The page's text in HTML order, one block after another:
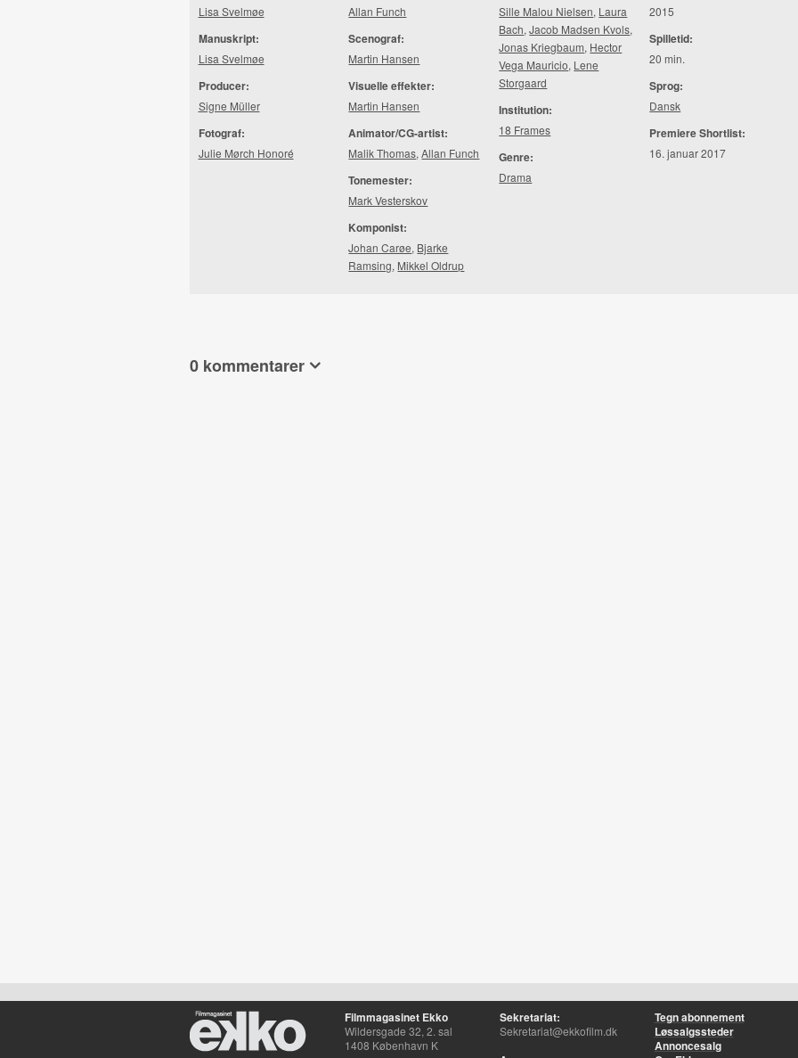
Lisa Svelmøe
Manuskript:
Lisa Svelmøe
Producer:
Signe Müller
Fotograf:
Julie Mørch Honoré
Allan Funch
Scenograf:
Martin Hansen
Visuelle effekter:
Martin Hansen
Animator/CG-artist:
Malik Thomas,Allan Funch
Tonemester:
Mark Vesterskov
Komponist:
Johan Carøe, Bjarke
Ramsing, Mikkel Oldrup
Sille Malou Nielsen, Laura
Bach,Jacob Madsen Kvols,
Jonas Kriegbaum, Hector
Vega Mauricio, Lene
Storgaard
Institution:
18 Frames
Genre:
Drama
2015
Spilletid:
20 min.
Sprog:
Dansk
Premiere Shortlist:
16. januar 2017
0 kommentarer
Filmmagasinet Ekko
Wildersgade 32, 2. sal
1408 København K
Sekretariat:
Sekretariat@ekkofilm.dk
Tegn abonnement
Løssalgssteder
Annoncesalg